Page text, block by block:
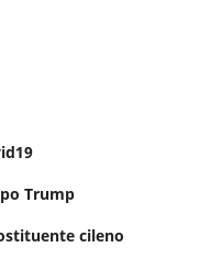
Trump
cileno